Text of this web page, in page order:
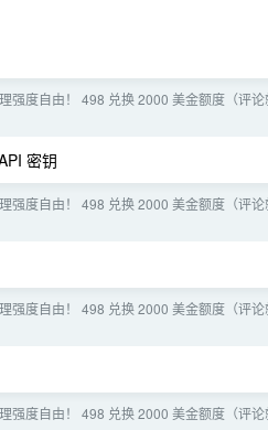
强度自由！ 498 兑换 2000 美金额度（评
密钥
强度自由！ 498 兑换 2000 美金额度（评
强度自由！ 498 兑换 2000 美金额度（评
强度自由！ 498 兑换 2000 美金额度（评